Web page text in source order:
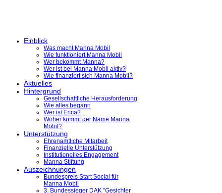
Einblick
Was macht Manna Mobil
Wie funktioniert Manna Mobil
Wer bekommt Manna?
Wer ist bei Manna Mobil aktiv?
Wie finanziert sich Manna Mobil?
Aktuelles
Hintergrund
Gesellschaftliche Herausforderung
Wie alles begann
Wer ist Erica?
Woher kommt der Name Manna
Mobil?
Unterstützung
Ehrenamtliche Mitarbeit
Finanzielle Unterstützung
Institutionelles Engagement
Manna Stiftung
Auszeichnungen
Bundespreis Start Social für
Manna Mobil
3. Bundessieger DAK "Gesichter